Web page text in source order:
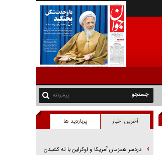
پیشرفته
آخرین اخبار پربازدید ها
دردسر همزمان آمریکا و اوکراین با ته کشیدن